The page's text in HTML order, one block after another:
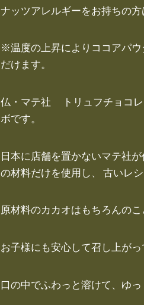
ナッツアレルギーをお持ちの方
※温度の上昇によりココアパ
だけます。
仏・マテ社 トリュフチョコレ
ボです。
日本に店舗を置かないマテ社
の材料だけを使用し、 古いレ
原材料のカカオはもちろんの
お子様にも安心して召し上がっ
口の中でふわっと溶けて、ゆ